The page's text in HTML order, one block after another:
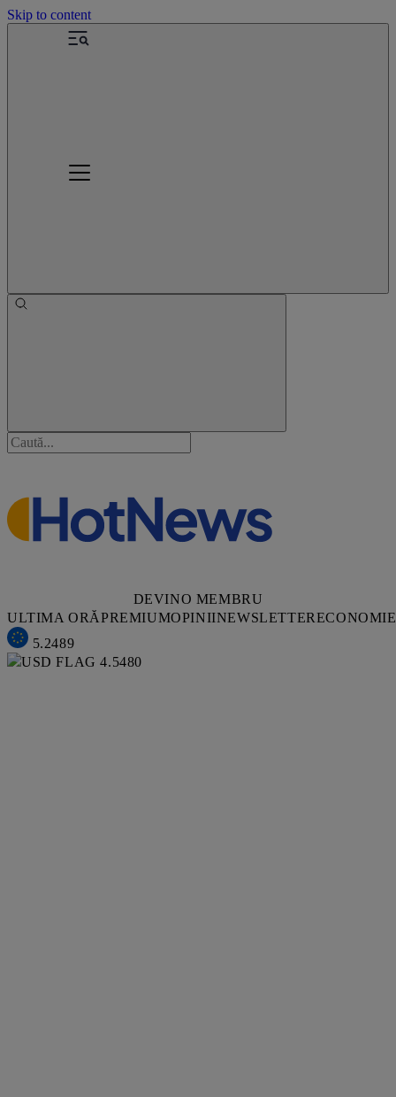
Skip to content
DEVINO MEMBRU
ULTIMA ORĂPREMIUMOPINIINEWSLETTERECONOMIE
5.2489
4.5480